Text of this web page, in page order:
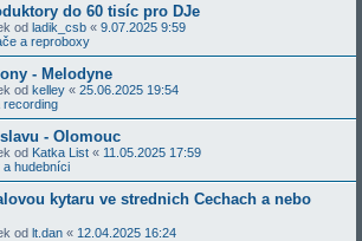
do 60 tisíc pro DJe
od ladik_csb « 9.07.2025 9:59
a reproboxy
- Melodyne
od kelley « 25.06.2025 19:54
recording
- Olomouc
od Katka List « 11.05.2025 17:59
a hudebníci
kytaru ve strednich Cechach a nebo
od lt.dan « 12.04.2025 16:24